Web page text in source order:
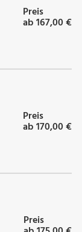
Preis
ab 167,00 €
Preis
ab 170,00 €
Preis